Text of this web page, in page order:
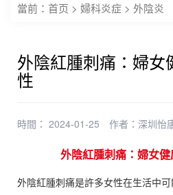
當前： 首页 > 婦科炎症 > 外陰炎
外陰紅腫刺痛：婦女
性
時間： 2024-01-25 作者： 深圳怡
外陰紅腫刺痛：婦女
外陰紅腫刺痛是許多女性在生活中